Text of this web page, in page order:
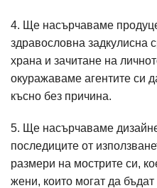
4. Ще насърчаваме
здравословна задкулисна
храна и зачитане на
окуражаваме агентите си
късно без причина.
5. Ще насърчаваме
последиците от
размери на мострите си,
жени, които могат да